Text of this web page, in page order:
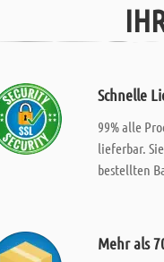
Schnelle
99% alle
lieferbar.
bestellten
Mehr als